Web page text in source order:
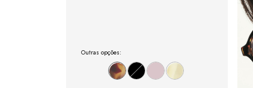
Outras opções: